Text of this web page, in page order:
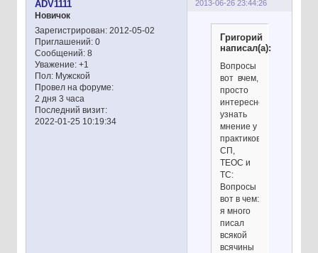
2013-06-26 23:44:26
ADV1111
Новичок
Зарегистрирован: 2012-05-02
Приглашений:0
Сообщений:8
Уважение: +1
Пол:Мужской
Провел на форуме:
2 дня 3 часа
Последний визит:
2022-01-25 10:19:34
Григорий
написал(а):
Вопросы
вот вчем,
просто
интересно
узнать
мнение у
практиков
СП,
ТЕОС и
ТС:
Вопросы
вот в чем:
я много
писал
всякой
всячины